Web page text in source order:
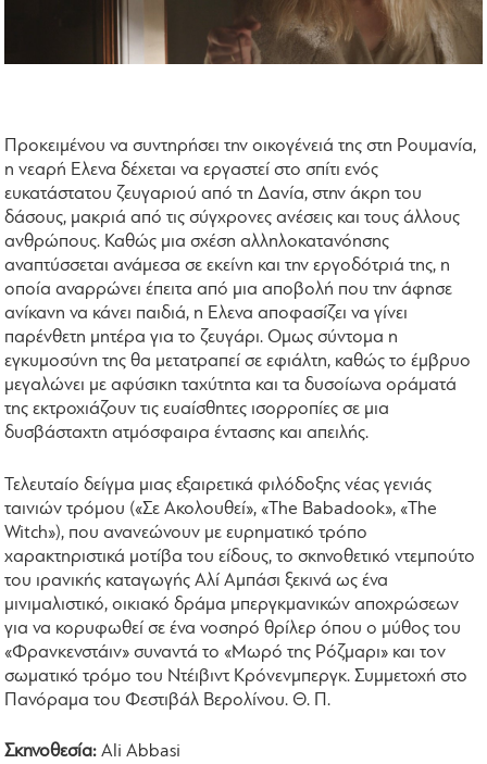
Προκειμένου να συντηρήσει την οικογένειά της στη Ρουμανία,
η νεαρή Ελενα δέχεται να εργαστεί στο σπίτι ενός
ευκατάστατου ζευγαριού από τη Δανία, στην άκρη του
δάσους, μακριά από τις σύγχρονες ανέσεις και τους άλλους
ανθρώπους. Καθώς μια σχέση αλληλοκατανόησης
αναπτύσσεται ανάμεσα σε εκείνη και την εργοδότριά της, η
οποία αναρρώνει έπειτα από μια αποβολή που την άφησε
ανίκανη να κάνει παιδιά, η Ελενα αποφασίζει να γίνει
παρένθετη μητέρα για το ζευγάρι. Ομως σύντομα η
εγκυμοσύνη της θα μετατραπεί σε εφιάλτη, καθώς το έμβρυο
μεγαλώνει με αφύσικη ταχύτητα και τα δυσοίωνα οράματά
της εκτροχιάζουν τις ευαίσθητες ισορροπίες σε μια
δυσβάσταχτη ατμόσφαιρα έντασης και απειλής.
Τελευταίο δείγμα μιας εξαιρετικά φιλόδοξης νέας γενιάς
ταινιών τρόμου («Σε Ακολουθεί», «The Babadook», «The
Witch»), που ανανεώνουν με ευρηματικό τρόπο
χαρακτηριστικά μοτίβα του είδους, το σκηνοθετικό ντεμπούτο
του ιρανικής καταγωγής Αλί Αμπάσι ξεκινά ως ένα
μινιμαλιστικό, οικιακό δράμα μπεργκμανικών αποχρώσεων
για να κορυφωθεί σε ένα νοσηρό θρίλερ όπου ο μύθος του
«Φρανκενστάιν» συναντά το «Μωρό της Ρόζμαρι» και τον
σωματικό τρόμο του Ντέιβιντ Κρόνενμπεργκ. Συμμετοχή στο
Πανόραμα του Φεστιβάλ Βερολίνου. Θ. Π.
Σκηνοθεσία: Ali Abbasi